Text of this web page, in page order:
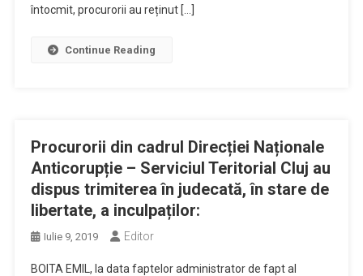
întocmit, procurorii au reținut […]
Continue Reading
Procurorii din cadrul Direcției Naționale
Anticorupție – Serviciul Teritorial Cluj au
dispus trimiterea în judecată, în stare de
libertate, a inculpaților:
Iulie 9, 2019 Editor
BOITA EMIL, la data faptelor administrator de fapt al